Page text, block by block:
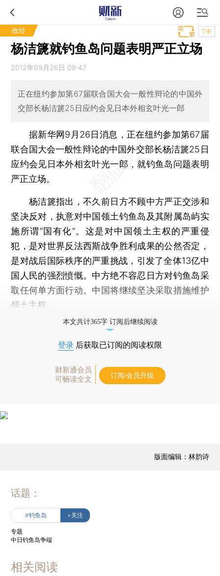
政经 T中
杨洁篪就钓鱼岛问题表明严正立场
2012年09月26日 09:47
正在纽约参加第67届联合国大会一般性辩论的中国外
交部长杨洁篪25日应约会见日本外相玄叶光一郎
据新华网9月26日消息，正在纽约参加第67届
联合国大会一般性辩论的中国外交部长杨洁篪25日
应约会见日本外相玄叶光一郎，就钓鱼岛问题表明
严正立场。
杨洁篪指出，不久前日方不顾中方严正交涉和
坚决反对，执意对中国领土钓鱼岛及其附属岛屿实
施所谓“国有化”。这是对中国领土主权的严重侵
犯，是对世界反法西斯战争胜利成果的公然否定，
是对战后国际秩序的严重挑战，引发了全体13亿中
国人民的强烈愤慨。中方绝不容忍日方对钓鱼岛采
取任何单方面行动。中国将继续坚决采取措施维护
领土主权。
本文共计365字 订阅后继续阅读
登录 后获取已订阅的阅读权限
财新通会员
可畅读全文
订阅/会员升级
版面编辑：林韵诗
话题：
#钓鱼岛 +关注
专题
中日钓鱼岛争端
相关阅读